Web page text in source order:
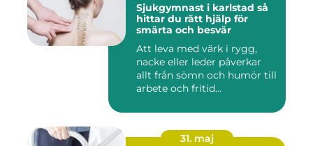
Sjukgymnast i karlstad så
hittar du rätt hjälp för
smärta och besvär
Att leva med värk i rygg,
nacke eller leder påverkar
allt från sömn och humör till
arbete och fritid...
31. maj